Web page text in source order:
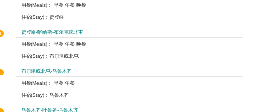
用餐(Meals)： 早餐 午餐 晚餐
住宿(Stay)：贾登峪
贾登峪-喀纳斯-布尔津或北屯
用餐(Meals)： 早餐 午餐 晚餐
住宿(Stay)：布尔津或北屯
布尔津或北屯-乌鲁木齐
用餐(Meals)： 早餐 午餐
住宿(Stay)：乌鲁木齐
乌鲁木齐-吐鲁番-乌鲁木齐